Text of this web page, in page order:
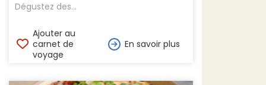
Dégustez des...
Ajouter au
carnet de
voyage
En savoir plus